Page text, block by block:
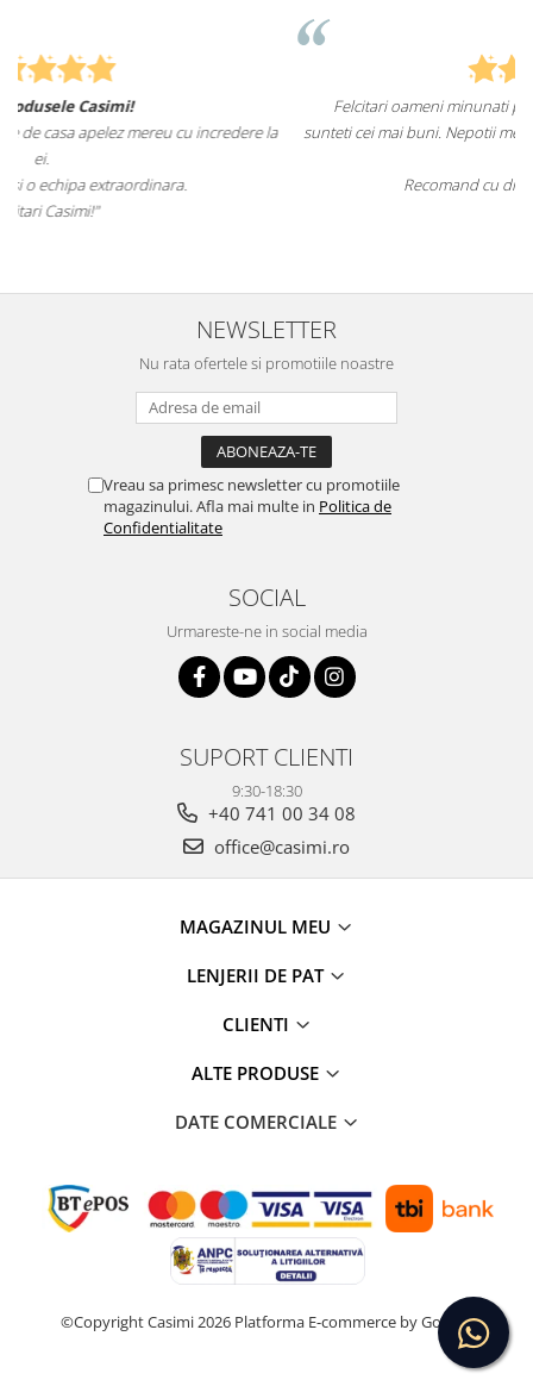
la
Felcitari oameni minunati pentru produsele pe care le aveti,
sunteti cei mai buni. Nepotii mei au fost tare incantati de lenjeriile de
Recomand cu drag si increde Casimi.ro
NEWSLETTER
Nu rata ofertele si promotiile noastre
Vreau sa primesc newsletter cu promotiile
magazinului. Afla mai multe in Politica de
Confidentialitate
SOCIAL
Urmareste-ne in social media
SUPORT CLIENTI
9:30-18:30
+40 741 00 34 08
office@casimi.ro
MAGAZINUL MEU
LENJERII DE PAT
CLIENTI
ALTE PRODUSE
DATE COMERCIALE
©Copyright Casimi 2026 Platforma E-commerce by Gomag